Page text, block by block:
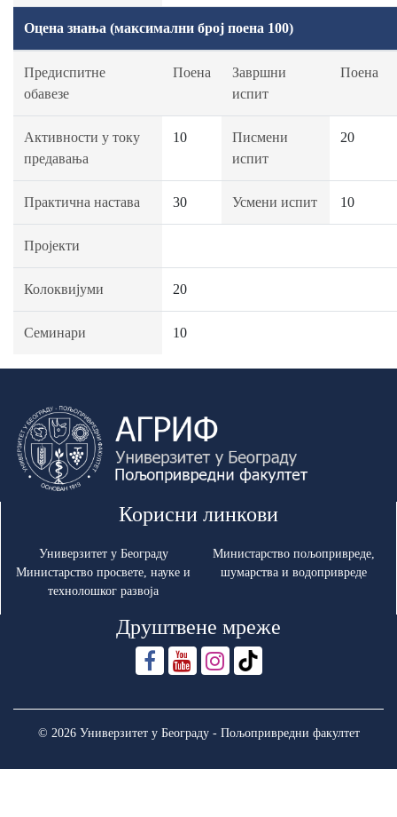
Оцена знања (максимални број поена 100)
Предиспитне
обавезе
Поена
Завршни
испит
Поена
Активности у току
предавања
10
Писмени
испит
20
Практична настава 30 Усмени испит 10
Пројекти
Колоквијуми 20
Семинари 10
Корисни линкови
Универзитет у Београду
Министарство просвете, науке и
технолошког развоја
Министарство пољопривреде,
шумарства и водопривреде
Друштвене мреже
© 2026 Универзитет у Београду - Пољопривредни факултет